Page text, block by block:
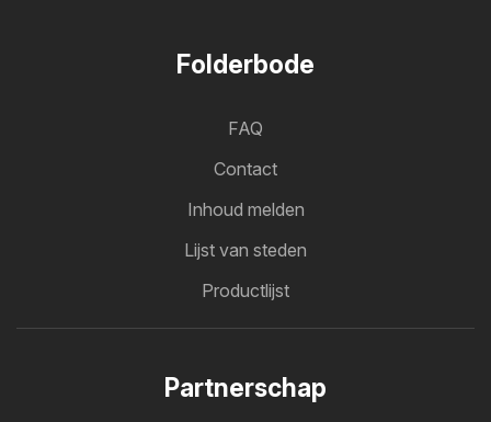
Folderbode
FAQ
Contact
Inhoud melden
Lijst van steden
Productlijst
Partnerschap